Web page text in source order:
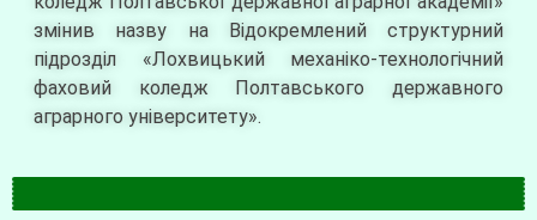
змінив назву на Відокремлений структурний
підрозділ «Лохвицький механіко-технологічний
фаховий коледж Полтавського державного
аграрного університету».